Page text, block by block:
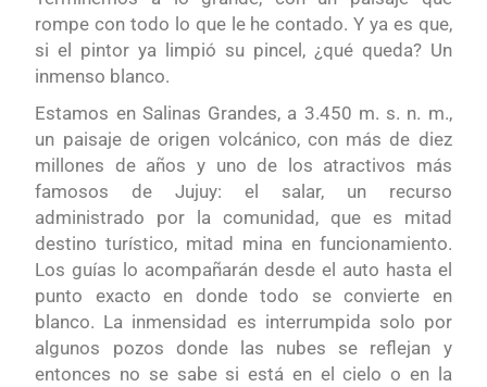
rompe con todo lo que le he contado. Y ya es que,
si el pintor ya limpió su pincel, ¿qué queda? Un
inmenso blanco.
Estamos en Salinas Grandes, a 3.450 m. s. n. m.,
un paisaje de origen volcánico, con más de diez
millones de años y uno de los atractivos más
famosos de Jujuy: el salar, un recurso
administrado por la comunidad, que es mitad
destino turístico, mitad mina en funcionamiento.
Los guías lo acompañarán desde el auto hasta el
punto exacto en donde todo se convierte en
blanco. La inmensidad es interrumpida solo por
algunos pozos donde las nubes se reflejan y
entonces no se sabe si está en el cielo o en la